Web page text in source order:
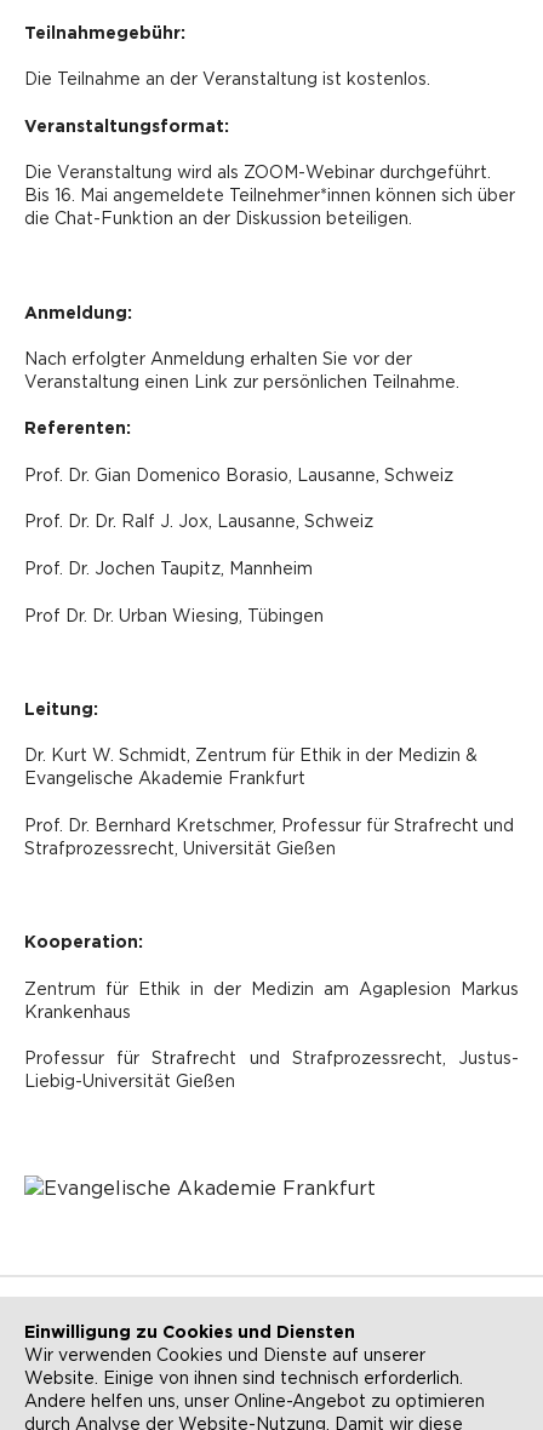
Teilnahmegebühr:
Die Teilnahme an der Veranstaltung ist kostenlos.
Veranstaltungsformat:
Die Veranstaltung wird als ZOOM-Webinar durchgeführt.
Bis 16. Mai angemeldete Teilnehmer*innen können sich über
die Chat-Funktion an der Diskussion beteiligen.
Anmeldung:
Nach erfolgter Anmeldung erhalten Sie vor der
Veranstaltung einen Link zur persönlichen Teilnahme.
Referenten:
Prof. Dr. Gian Domenico Borasio, Lausanne, Schweiz
Prof. Dr. Dr. Ralf J. Jox, Lausanne, Schweiz
Prof. Dr. Jochen Taupitz, Mannheim
Prof Dr. Dr. Urban Wiesing, Tübingen
Leitung:
Dr. Kurt W. Schmidt, Zentrum für Ethik in der Medizin &
Evangelische Akademie Frankfurt
Prof. Dr. Bernhard Kretschmer, Professur für Strafrecht und
Strafprozessrecht, Universität Gießen
Kooperation:
Zentrum für Ethik in der Medizin am Agaplesion Markus
Krankenhaus
Professur für Strafrecht und Strafprozessrecht, Justus-
Liebig-Universität Gießen
NEWSLETTER KONTAKT
Einwilligung zu Cookies und Diensten
Wir verwenden Cookies und Dienste auf unserer
Website. Einige von ihnen sind technisch erforderlich.
Andere helfen uns, unser Online-Angebot zu optimieren
durch Analyse der Website-Nutzung. Damit wir diese